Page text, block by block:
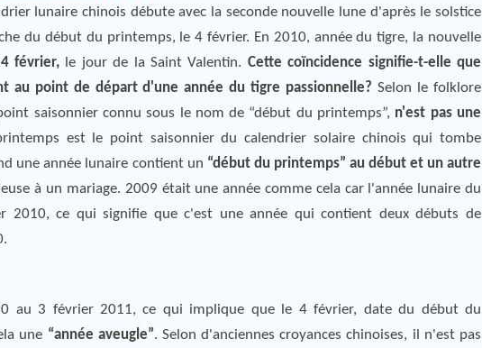
lunaire chinois débute avec la seconde nouvelle lune d'après le solstice
du début du printemps, le 4 février. En 2010, année du tigre, la nouvelle
février, le jour de la Saint Valentin. Cette coïncidence signifie-t-elle que
au point de départ d'une année du tigre passionnelle? Selon le folklore
saisonnier connu sous le nom de “début du printemps”, n'est pas une
est le point saisonnier du calendrier solaire chinois qui tombe
une année lunaire contient un “début du printemps” au début et un autre
à un mariage. 2009 était une année comme cela car l'année lunaire du
ce qui signifie que c'est une année qui contient deux débuts de
au 3 février 2011, ce qui implique que le 4 février, date du début du
une “année aveugle”. Selon d'anciennes croyances chinoises, il n'est pas